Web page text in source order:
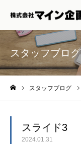
スタッフブログ
スタッフブログ
スライド3
2024.01.31